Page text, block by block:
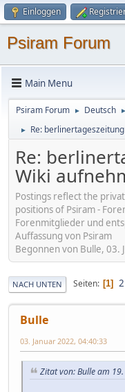
Einloggen
Psiram Forum
Main Menu
Psiram Forum ► Deutsch ►
► Re:
Re:
Wiki
Postings reflect the
positions of Psiram -
Forenmitglieder und
Auffassung von Psiram
Begonnen von Bulle, 03.
NACH UNTEN Seiten 1 2
Bulle
03. Januar 2022, 04:40:33
Zitat von: Bulle am